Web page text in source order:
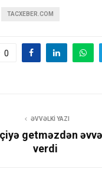
TACXEBER.COM
0
ƏVVƏLKI YAZI
getməzdən
verdi